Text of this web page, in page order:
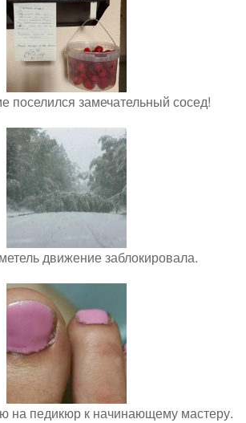
поселился замечательный сосед!
движение заблокировала.
на педикюр к начинающему мастеру.